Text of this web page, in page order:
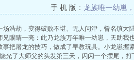
手 机 版： 龙族唯一幼崽
浩劫，变得破败不堪、无人问津，曾名镇大
眼睛一亮：此乃龙族万年唯一幼崽，天助我
把屠龙的技巧，做成了早教玩具。小龙崽握
光了大师父的头发第三天，闪闪一个摆尾，